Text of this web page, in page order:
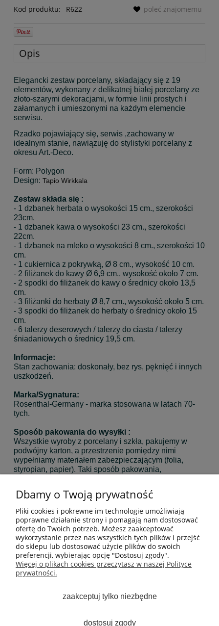
Kod produktu:
R622
poleć znajomemu
Opis
Elegancki zestaw porcelany, składający się z 19
elementów, wykonany z delikatnej białej porcelany ze
złoto-szarymi dekoracjami, w formie linii prostych i
załamanych i umieszonymi na każdym elemencie
serwisu.
Rzadko pojawiający się, serwis ,zachowany w
idealnym stanie, nawiązuję do stylistyki porcelany z
okresu Art.-Deco.
Form: Polygon
Design: Tapio Wirkkala
Zestaw składa się :
- 1 dzbanek herbata o wysokości 15 cm., szerokości
23cm.
- 1 dzbanek kawa o wysokości 23 cm., szerokości
22cm.
- 1 dzbanek na mleko o wysokości 8 cm., szerokości 10
cm.
- 1 cukiernica z pokrywką, Ø 8 cm., wysokość 10 cm.
- 2 filiżanek do kawy Ø 6,9 cm., wysokość około 7 cm.
- 2 spodki do filiżanek do kawy o średnicy około 13,5
cm.
- 3 filiżanki do herbaty Ø 8,7 cm., wysokość około 5 cm.
- 3 spodki do filiżanek do herbaty o średnicy około 15
cm.
- 6 talerzy deserowych / talerzy do ciasta / talerzy
śniadaniowych o średnicy 19,5 cm.
Informacje:
Stan zachowania: doskonały, bez rys, pęknięć i innych
uszkodzeń.
Marka/Sygnatura:
Rosenthal-Germany - marka stosowana w latach 70-
tych.
Sposób pakowania do wysyłki :
Wszystkie wyroby z porcelany i szkła, pakujemy w
podwójny karton, a przestrzenie pomiędzy nimi
wypełniamy materiałem zabezpieczającym (folia,
styropian, papier). Taki sposób pakowania,
MOJE KONTO
PŁATNOŚCI I DOSTAWA
INFORMACJE
Dbamy o Twoją prywatność
Pliki cookies i pokrewne im technologie umożliwiają
poprawne działanie strony i pomagają nam dostosować
ofertę do Twoich potrzeb. Możesz zaakceptować
wykorzystanie przez nas wszystkich tych plików i przejść
do sklepu lub dostosować użycie plików do swoich
preferencji, wybierając opcję "Dostosuj zgody".
Więcej o plikach cookies przeczytasz w naszej Polityce
prywatności.
zaakceptuj tylko niezbędne
dostosuj zgody